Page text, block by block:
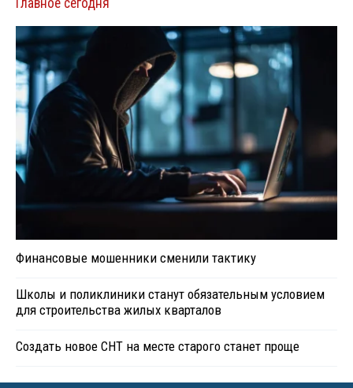
Финансовые мошенники сменили тактику
Школы и поликлиники станут обязательным условием
для строительства жилых кварталов
Создать новое СНТ на месте старого станет проще